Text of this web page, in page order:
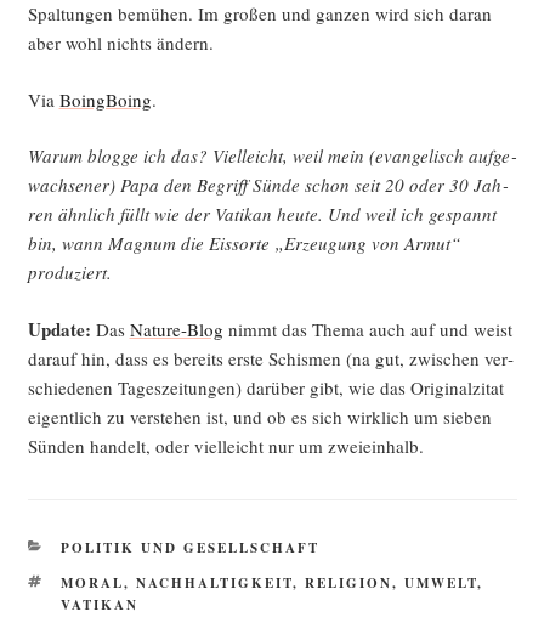
Spal­tun­gen bemü­hen. Im gro­ßen und gan­zen wird sich dar­an
aber wohl nichts ändern.
Via Boing­Bo­ing.
War­um blog­ge ich das? Viel­leicht, weil mein (evan­ge­lisch auf­ge­
wach­se­ner) Papa den Begriff Sün­de schon seit 20 oder 30 Jah­
ren ähn­lich füllt wie der Vati­kan heu­te. Und weil ich gespannt
bin, wann Magnum die Eis­sor­te „Erzeu­gung von Armut“
produziert.
Update: Das Natu­re-Blog nimmt das The­ma auch auf und weist
dar­auf hin, dass es bereits ers­te Schis­men (na gut, zwi­schen ver­
schie­de­nen Tages­zei­tun­gen) dar­über gibt, wie das Ori­gi­nal­zi­tat
eigent­lich zu ver­ste­hen ist, und ob es sich wirk­lich um sie­ben
Sün­den han­delt, oder viel­leicht nur um zweieinhalb.
KATEGORIEN
POLITIK UND GESELLSCHAFT
SCHLAGWÖRTER
MORAL, NACHHALTIGKEIT, RELIGION, UMWELT,
VATIKAN